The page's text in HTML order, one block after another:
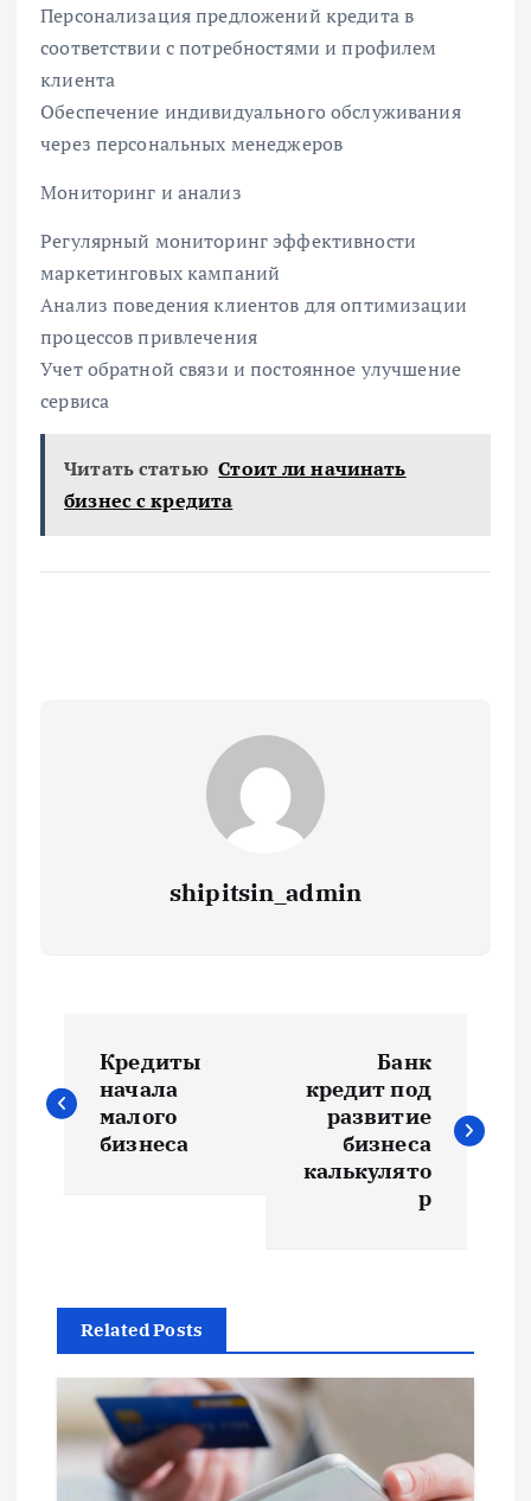
Персонализация предложений кредита в
соответствии с потребностями и профилем
клиента
Обеспечение индивидуального обслуживания
через персональных менеджеров
Мониторинг и анализ
Регулярный мониторинг эффективности
маркетинговых кампаний
Анализ поведения клиентов для оптимизации
процессов привлечения
Учет обратной связи и постоянное улучшение
сервиса
Читать статью Стоит ли начинать
бизнес с кредита
shipitsin_admin
а
ц
и
Кредиты
начала
малого
бизнеса
Банк
кредит под
развитие
бизнеса
калькулято
р
Related Posts